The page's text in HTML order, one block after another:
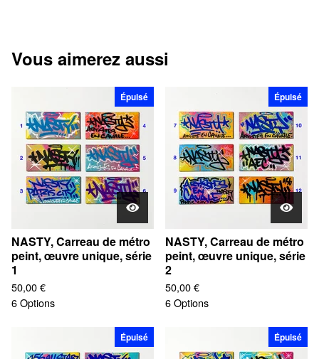
Vous aimerez aussi
Épuisé
NASTY, Carreau de métro
peint, œuvre unique, série
1
50,00€
6 Options
Épuisé
NASTY, Carreau de métro
peint, œuvre unique, série
2
50,00€
6 Options
Épuisé Épuisé